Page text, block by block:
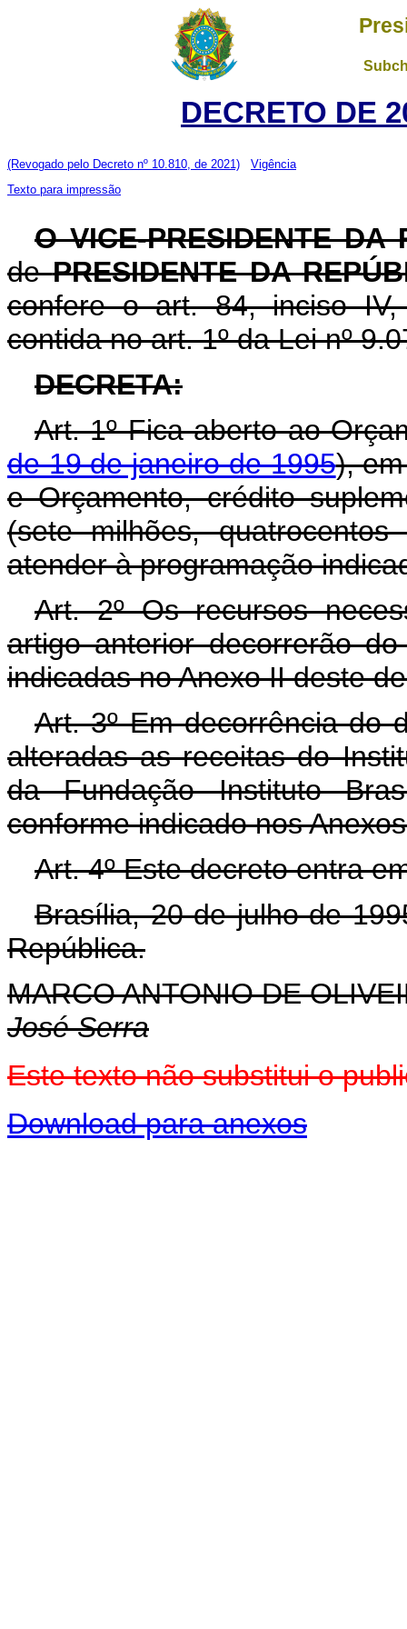
DECRETO DE
(Revogado pelo Decreto nº 10.810, de 2021)
Vigência
Texto para impressão
O VICE-PRESIDENTE DA
dePRESIDENTE DA
confere o art. 84, inciso
contida no art. 1º da Lei nº
DECRETA:
Art. 1º Fica aberto ao
de 19 de janeiro de 1995),
e Orçamento, crédito
(sete milhões,
atender à programação
Art. 2º Os recursos
artigo anterior decorrerão
indicadas no Anexo II deste
Art. 3º Em decorrência do
alteradas as receitas do
da Fundação Instituto
conforme indicado nos
Art. 4º Este decreto entra
Brasília, 20 de julho de
República.
MARCO ANTONIO DE
José Serra
Este texto não substitui o
Download para anexos